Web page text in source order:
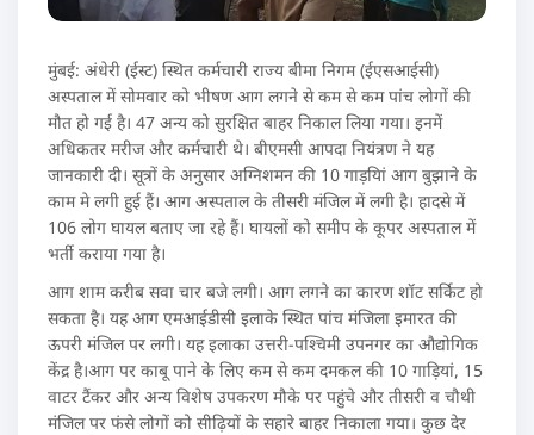
मुंबई: अंधेरी (ईस्ट) स्थित कर्मचारी राज्य बीमा निगम (ईएसआईसी)
अस्पताल में सोमवार को भीषण आग लगने से कम से कम पांच लोगों की
मौत हो गई है। 47 अन्य को सुरक्षित बाहर निकाल लिया गया। इनमें
अधिकतर मरीज और कर्मचारी थे। बीएमसी आपदा नियंत्रण ने यह
जानकारी दी। सूत्रों के अनुसार अग्निशमन की 10 गाड़यिां आग बुझाने के
काम मे लगी हुई हैं। आग अस्पताल के तीसरी मंजिल में लगी है। हादसे में
106 लोग घायल बताए जा रहे हैं। घायलों को समीप के कूपर अस्पताल में
भर्ती कराया गया है।
आग शाम करीब सवा चार बजे लगी। आग लगने का कारण शॉट सर्किट हो
सकता है। यह आग एमआईडीसी इलाके स्थित पांच मंजिला इमारत की
ऊपरी मंजिल पर लगी। यह इलाका उत्तरी-पश्चिमी उपनगर का औद्योगिक
केंद्र है।आग पर काबू पाने के लिए कम से कम दमकल की 10 गाड़ियां, 15
वाटर टैंकर और अन्य विशेष उपकरण मौके पर पहुंचे और तीसरी व चौथी
मंजिल पर फंसे लोगों को सीढ़ियों के सहारे बाहर निकाला गया। कुछ देर